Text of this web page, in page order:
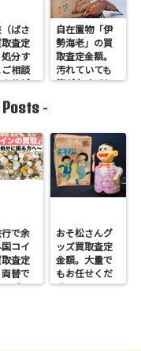
ばさ
査定
分す
相談
サビ
自在置物「伊
勢海老」の買
取査定金額。
汚れていても
箱がなくても
Posts -
で余
コイ
取査定
替で
イン
おそ松さんグ
ッズ買取査定
金額。大量で
もお任せくだ
さい。